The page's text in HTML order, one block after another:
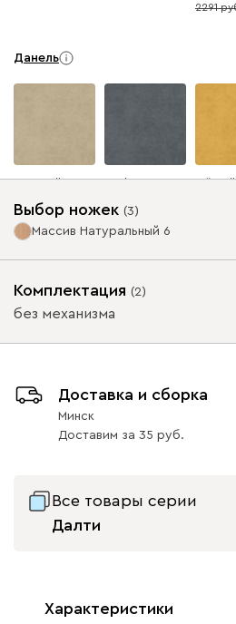
8
2291
Данель
Бежевый Графит Жёлтый
Ультра
Бентори
Выбор ножек (3)
Массив Натуральный 6
Массив Графит 6
Массив
Комплектация (2)
без механизма
без механизма с механизмом
Доставка и сборка
Минск
Доставим за 35
Все товары серии
Далти
Характеристики